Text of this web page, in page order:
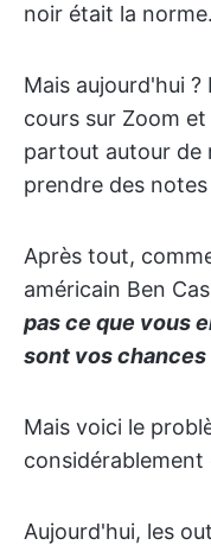
noir était la norme.
Mais aujourd'hui ?
cours sur Zoom
partout autour de
prendre des
Après tout,
américain Ben
pas ce que vous
sont vos
Mais voici le
considérablement
Aujourd'hui, les